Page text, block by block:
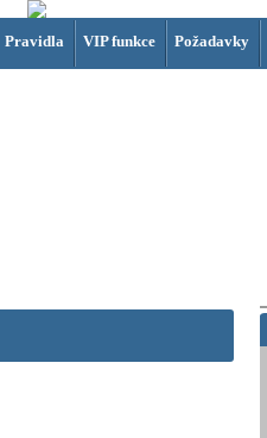
Pravidla VIP funkce Požadavky